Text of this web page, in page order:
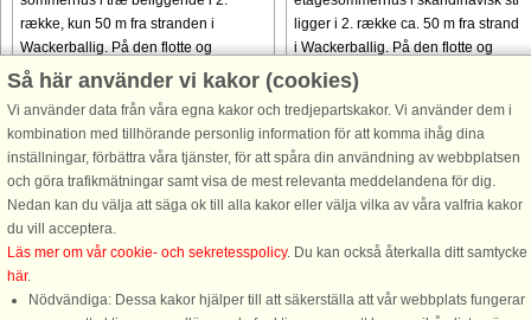
række, kun 50 m fra stranden i
Wackerballig. På den flotte og
praktiske loggia på 1. etage, kan I
er der ...
från 6.200 SEK
ligger i 2. række ca. 50 m fra
i Wackerballig. På den flotte og
praktiske overdækkede terrasse på
etage, den såkaldte loggia, kan ...
från 6.306 SEK
Så här använder vi kakor (cookies)
Vi använder data från våra egna kakor och tredjepartskakor. Vi använder dem i
kombination med tillhörande personlig information för att komma ihåg dina
inställningar, förbättra våra tjänster, för att spåra din användning av webbplatsen
och göra trafikmätningar samt visa de mest relevanta meddelandena för dig.
Nedan kan du välja att säga ok till alla kakor eller välja vilka av våra valfria kakor
du vill acceptera.
Läs mer om vår cookie- och sekretesspolicy. Du kan också återkalla ditt samtycke
här.
Nödvändiga: Dessa kakor hjälper till att säkerställa att vår webbplats fungerar